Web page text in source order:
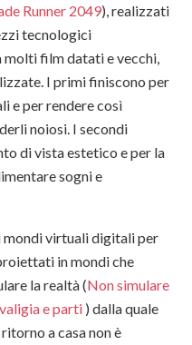
Runner 2049), realizzati
tecnologici
molti film datati e vecchi,
I primi finiscono per
e per rendere così
noiosi. I secondi
di vista estetico e per la
sogni e
mondi virtuali digitali per
in mondi che
la realtà (Non simulare
e parti ) dalla quale
a casa non è